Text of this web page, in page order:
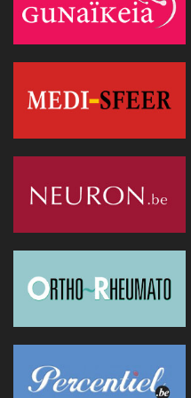
AI in de geestelijke
zorg en patiëntveiligheid
23 juni 2026 - 15:22
geneeskunde in de
23 juni 2026 - 15:18
22 juni 2026 - 06:55
TwinSkin, de Belgische
17 juni 2026 - 20:25